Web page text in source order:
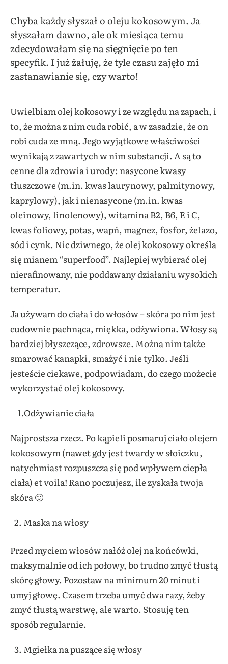
Chyba każdy słyszał o oleju kokosowym. Ja
słyszałam dawno, ale ok miesiąca temu
zdecydowałam się na sięgnięcie po ten
specyfik. I już żałuję, że tyle czasu zajęło mi
zastanawianie się, czy warto!
Uwielbiam olej kokosowy i ze względu na zapach, i
to, że można z nim cuda robić, a w zasadzie, że on
robi cuda ze mną. Jego wyjątkowe właściwości
wynikają z zawartych w nim substancji. A są to
cenne dla zdrowia i urody: nasycone kwasy
tłuszczowe (m.in. kwas laurynowy, palmitynowy,
kaprylowy), jak i nienasycone (m.in. kwas
oleinowy, linolenowy), witamina B2, B6, E i C,
kwas foliowy, potas, wapń, magnez, fosfor, żelazo,
sód i cynk. Nic dziwnego, że olej kokosowy określa
się mianem “superfood”. Najlepiej wybierać olej
nierafinowany, nie poddawany działaniu wysokich
temperatur.
Ja używam do ciała i do włosów – skóra po nim jest
cudownie pachnąca, miękka, odżywiona. Włosy są
bardziej błyszczące, zdrowsze. Można nim także
smarować kanapki, smażyć i nie tylko. Jeśli
jesteście ciekawe, podpowiadam, do czego możecie
wykorzystać olej kokosowy.
1.Odżywianie ciała
Najprostsza rzecz. Po kąpieli posmaruj ciało olejem
kokosowym (nawet gdy jest twardy w słoiczku,
natychmiast rozpuszcza się pod wpływem ciepła
ciała) et voila! Rano poczujesz, ile zyskała twoja
skóra 🙂
Maska na włosy
Przed myciem włosów nałóż olej na końcówki,
maksymalnie od ich połowy, bo trudno zmyć tłustą
skórę głowy. Pozostaw na minimum 20 minut i
umyj głowę. Czasem trzeba umyć dwa razy, żeby
zmyć tłustą warstwę, ale warto. Stosuję ten
sposób regularnie.
Mgiełka na puszące się włosy